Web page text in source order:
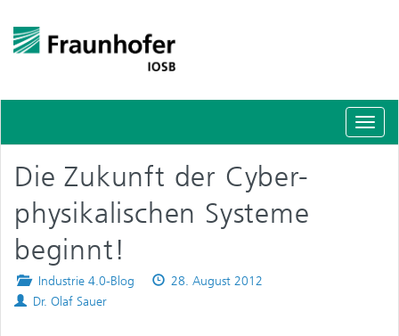
Die Zukunft der Cyber-
physikalischen Systeme
beginnt!
Posted
in
Industrie 4.0-Blog
Published
28. August 2012
Authors
Dr. Olaf Sauer